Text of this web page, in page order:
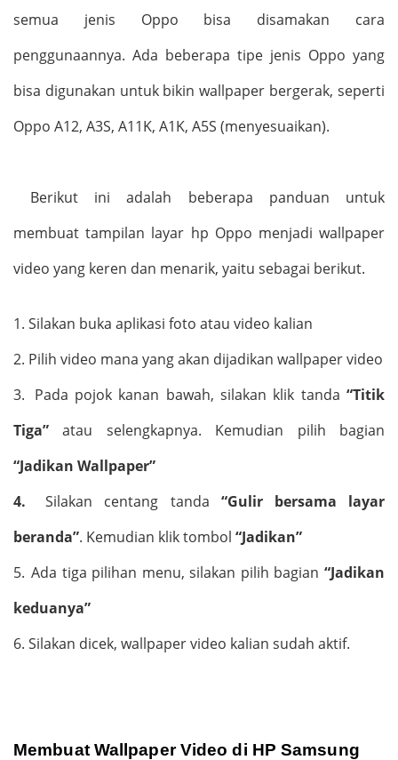
semua jenis Oppo bisa disamakan cara
penggunaannya. Ada beberapa tipe jenis Oppo yang
bisa digunakan untuk bikin wallpaper bergerak, seperti
Oppo A12, A3S, A11K, A1K, A5S (menyesuaikan).
Berikut ini adalah beberapa panduan untuk
membuat tampilan layar hp Oppo menjadi wallpaper
video yang keren dan menarik, yaitu sebagai berikut.
1. Silakan buka aplikasi foto atau video kalian
2. Pilih video mana yang akan dijadikan wallpaper video
3. Pada pojok kanan bawah, silakan klik tanda“Titik
Tiga” atau selengkapnya. Kemudian pilih bagian
“Jadikan Wallpaper”
4.
Silakan centang tanda “Gulir bersama layar
beranda”. Kemudian klik tombol “Jadikan”
5. Ada tiga pilihan menu, silakan pilih bagian“Jadikan
keduanya”
6. Silakan dicek, wallpaper video kalian sudah aktif.
Membuat Wallpaper Video di HP Samsung